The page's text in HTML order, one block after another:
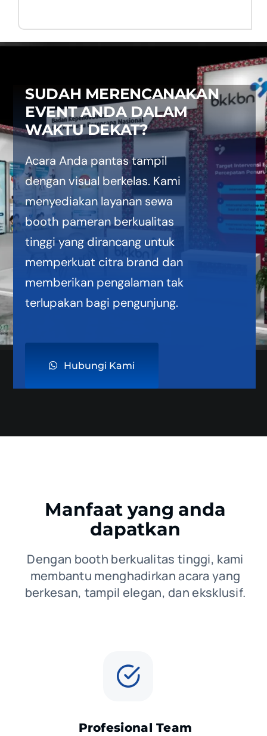
SUDAH MERENCANAKAN
EVENT ANDA DALAM
WAKTU DEKAT?
Acara Anda pantas tampil
dengan visual berkelas. Kami
menyediakan layanan sewa
booth pameran berkualitas
tinggi yang dirancang untuk
memperkuat citra brand dan
memberikan pengalaman tak
terlupakan bagi pengunjung.
Hubungi Kami
Manfaat yang anda
dapatkan
Dengan booth berkualitas tinggi, kami
membantu menghadirkan acara yang
berkesan, tampil elegan, dan eksklusif.
Profesional Team